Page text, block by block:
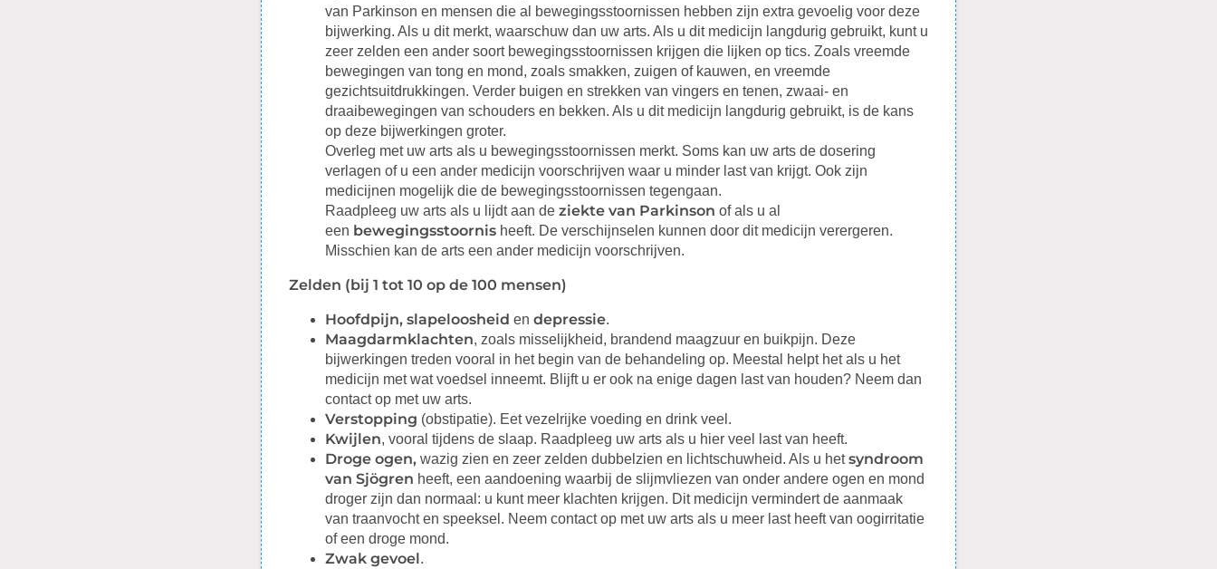
van Parkinson en mensen die al bewegingsstoornissen hebben zijn extra gevoelig voor deze
bijwerking. Als u dit merkt, waarschuw dan uw arts. Als u dit medicijn langdurig gebruikt, kunt u
zeer zelden een ander soort bewegingsstoornissen krijgen die lijken op tics. Zoals vreemde
bewegingen van tong en mond, zoals smakken, zuigen of kauwen, en vreemde
gezichtsuitdrukkingen. Verder buigen en strekken van vingers en tenen, zwaai- en
draaibewegingen van schouders en bekken. Als u dit medicijn langdurig gebruikt, is de kans
op deze bijwerkingen groter.
Overleg met uw arts als u bewegingsstoornissen merkt. Soms kan uw arts de dosering
verlagen of u een ander medicijn voorschrijven waar u minder last van krijgt. Ook zijn
medicijnen mogelijk die de bewegingsstoornissen tegengaan.
Raadpleeg uw arts als u lijdt aan de ziekte van Parkinson of als u al
een bewegingsstoornis heeft. De verschijnselen kunnen door dit medicijn verergeren.
Misschien kan de arts een ander medicijn voorschrijven.
Zelden (bij 1 tot 10 op de 100 mensen)
Hoofdpijn, slapeloosheid en depressie.
Maagdarmklachten, zoals misselijkheid, brandend maagzuur en buikpijn. Deze
bijwerkingen treden vooral in het begin van de behandeling op. Meestal helpt het als u het
medicijn met wat voedsel inneemt. Blijft u er ook na enige dagen last van houden? Neem dan
contact op met uw arts.
Verstopping (obstipatie). Eet vezelrijke voeding en drink veel.
Kwijlen, vooral tijdens de slaap. Raadpleeg uw arts als u hier veel last van heeft.
Droge ogen, wazig zien en zeer zelden dubbelzien en lichtschuwheid. Als u hetsyndroom
van Sjögren heeft, een aandoening waarbij de slijmvliezen van onder andere ogen en mond
droger zijn dan normaal: u kunt meer klachten krijgen. Dit medicijn vermindert de aanmaak
van traanvocht en speeksel. Neem contact op met uw arts als u meer last heeft van oogirritatie
of een droge mond.
Zwak gevoel.